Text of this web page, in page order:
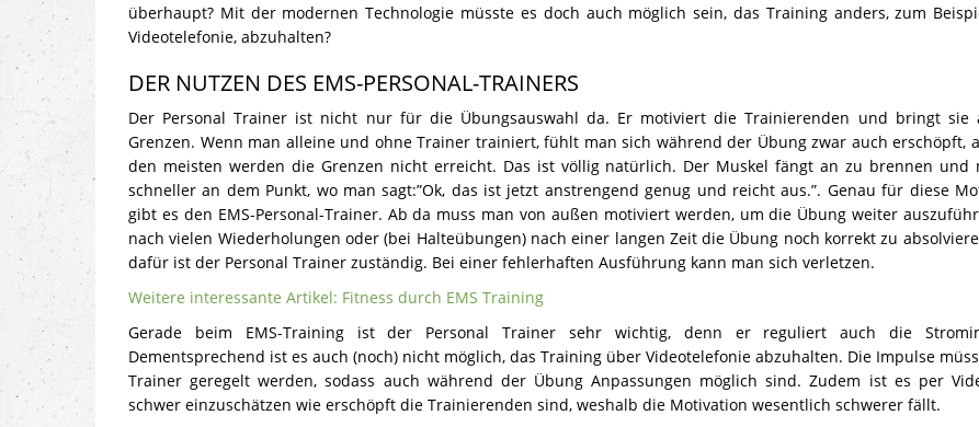
überhaupt? Mit der modernen Technologie müsste es doch auch möglich sein, das Training anders, zum
Videotelefonie, abzuhalten?
DER NUTZEN DES EMS-PERSONAL-TRAINERS
Der Personal Trainer ist nicht nur für die Übungsauswahl da. Er motiviert die Trainierenden und bringt sie
Grenzen. Wenn man alleine und ohne Trainer trainiert, fühlt man sich während der Übung zwar auch erschöpft,
den meisten werden die Grenzen nicht erreicht. Das ist völlig natürlich. Der Muskel fängt an zu brennen und
schneller an dem Punkt, wo man sagt:”Ok, das ist jetzt anstrengend genug und reicht aus.”. Genau für diese
gibt es den EMS-Personal-Trainer. Ab da muss man von außen motiviert werden, um die Übung weiter
nach vielen Wiederholungen oder (bei Halteübungen) nach einer langen Zeit die Übung noch korrekt zu
dafür ist der Personal Trainer zuständig. Bei einer fehlerhaften Ausführung kann man sich verletzen.
Weitere interessante Artikel: Fitness durch EMS Training
Gerade beim EMS-Training ist der Personal Trainer sehr wichtig, denn er reguliert auch die
Dementsprechend ist es auch (noch) nicht möglich, das Training über Videotelefonie abzuhalten. Die Impulse
Trainer geregelt werden, sodass auch während der Übung Anpassungen möglich sind. Zudem ist es per
schwer einzuschätzen wie erschöpft die Trainierenden sind, weshalb die Motivation wesentlich schwerer fällt.